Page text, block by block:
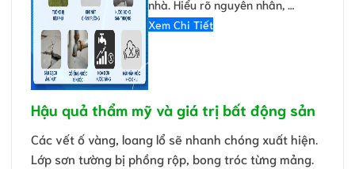
nhà. Hiểu rõ nguyên nhân, …
Xem Chi Tiết
Hậu quả thẩm mỹ và giá trị bất động sản
Các vết ố vàng, loang lổ sẽ nhanh chóng xuất hiện.
Lớp sơn tường bị phồng rộp, bong tróc từng mảng.